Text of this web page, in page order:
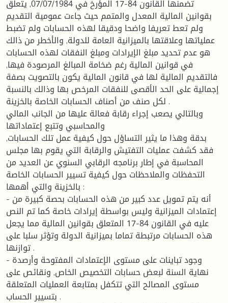
تضمنها القانون 84-17 المؤرخ في 07/07/1984, يتعلق
بقوانين المالية المعدل والمتمم حيث جاءت عمومية التقديم
ولم تعط تعريفا واضحا ودقيقا لهذه الحسابات ولم تضبط
عملياتها وعلاقتها بالميزانية العامة للدولة, والأخطر من ذالك
هو عدم تحديد مبلغ الإيرادات ومبلغ النفقات لهذه الحسابات
في قوانين المالية رغم ضخامة المبالغ المرصودة فيها,
فالتقديم المالية لها في قانون المالية يكون بالتصويت بصفة
إجمالية على الحد الأقصى للنفقات المرخص بها وذالك بالنسبة
لكل صنف من أصناف الحسابات الخاصة بالخزينة .
وبالتالي يصعب إجراء رقابة فعالة عليها من الجانب المالي
والمحاسبي وتتبع إعتماداتها
بدقة وهذا ما يثير التساؤل حول كيفية عمل تلك الحسابات,
فقد كشفت عمليات التفتيش والرقابة التي يقوم بها مجلس
المحاسبة في إطار برنامجه الرقابي السنوي عن العديد من
التحفظات والملاحظات حول كيفية تسيير الحسابات الخاصة
بالخزينة والتي أهمها :
- أنه يتم تمويل عدد كبير من هذه الحسابات بحصة كبيرة من
إعتمادات الميزانية وليس بواسطة إيرادات خاصة كما تم النص
عليه في القانون 84-17 المتعلق بقوانين المالية مما يجعل
هذه الحسابات مرتبطة تماما بميزانية الدولة وتؤثر سلبا على
توازنها .
- وجود تباينات على مستوى الإعتمادات المفتوحة وأرصدة
نهاية السنة لبعض حسابات التخصيص الخاص, ونقائص على
مستوى المصالح التي تتكفل بمتابعة العمليات المتعلقة
بتسيير الحساب .